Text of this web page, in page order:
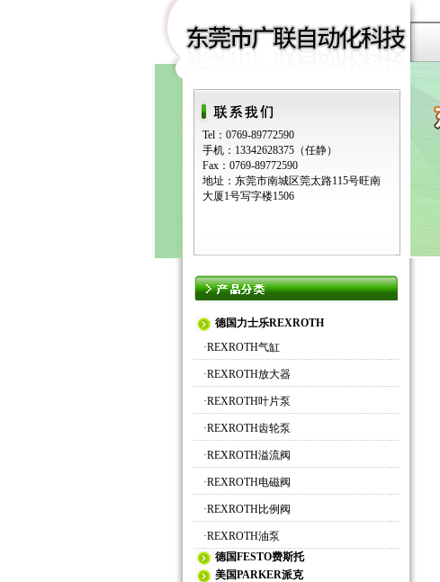
Tel：0769-89772590
手机：13342628375（任静）
Fax：0769-89772590
地址：东莞市南城区莞太路115号旺南
大厦1号写字楼1506
德国力士乐REXROTH
·REXROTH气缸
·REXROTH放大器
·REXROTH叶片泵
·REXROTH齿轮泵
·REXROTH溢流阀
·REXROTH电磁阀
·REXROTH比例阀
·REXROTH油泵
德国FESTO费斯托
美国PARKER派克